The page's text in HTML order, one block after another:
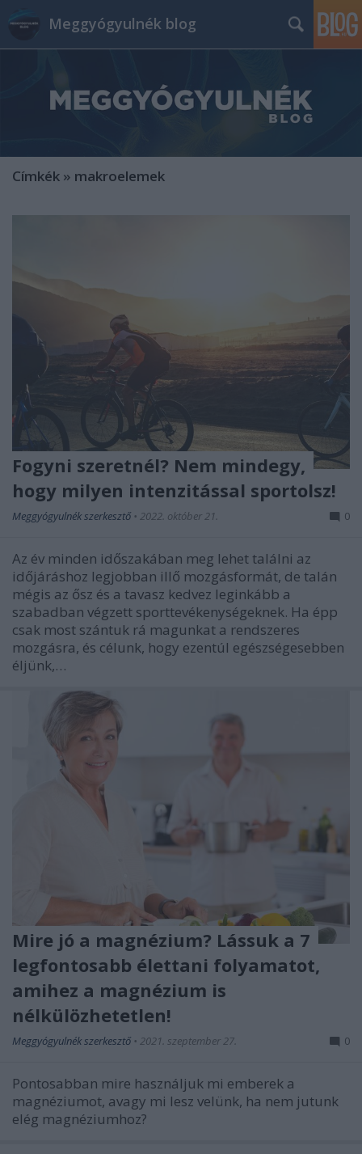
Meggyógyulnék blog
Címkék » makroelemek
Fogyni szeretnél? Nem mindegy,
hogy milyen intenzitással sportolsz!
Meggyógyulnék szerkesztő • 2022. október 21. 0
Az év minden időszakában meg lehet találni az
időjáráshoz legjobban illő mozgásformát, de talán
mégis az ősz és a tavasz kedvez leginkább a
szabadban végzett sporttevékenységeknek. Ha épp
csak most szántuk rá magunkat a rendszeres
mozgásra, és célunk, hogy ezentúl egészségesebben
éljünk,…
Mire jó a magnézium? Lássuk a 7
legfontosabb élettani folyamatot,
amihez a magnézium is
nélkülözhetetlen!
Meggyógyulnék szerkesztő • 2021. szeptember 27. 0
Pontosabban mire használjuk mi emberek a
magnéziumot, avagy mi lesz velünk, ha nem jutunk
elég magnéziumhoz?